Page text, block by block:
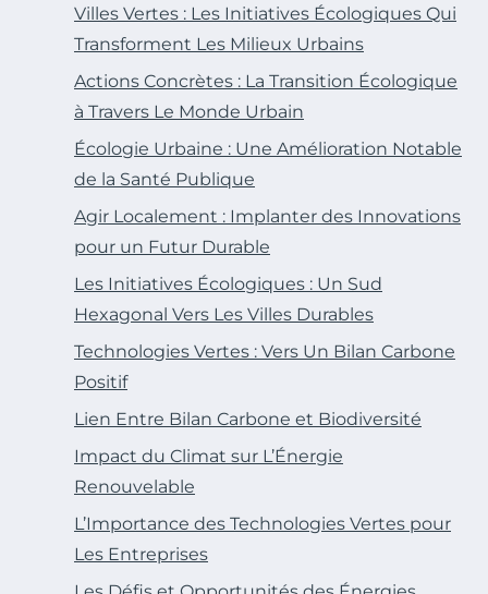
Villes Vertes : Les Initiatives Écologiques Qui
Transforment Les Milieux Urbains
Actions Concrètes : La Transition Écologique
à Travers Le Monde Urbain
Écologie Urbaine : Une Amélioration Notable
de la Santé Publique
Agir Localement : Implanter des Innovations
pour un Futur Durable
Les Initiatives Écologiques : Un Sud
Hexagonal Vers Les Villes Durables
Technologies Vertes : Vers Un Bilan Carbone
Positif
Lien Entre Bilan Carbone et Biodiversité
Impact du Climat sur L’Énergie
Renouvelable
L’Importance des Technologies Vertes pour
Les Entreprises